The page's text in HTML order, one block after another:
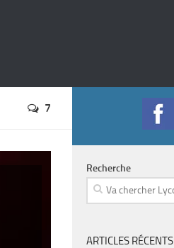
7
Recherche
ARTICLES RÉCENTS